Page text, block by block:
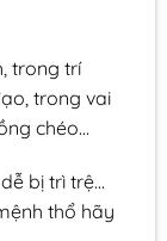
trong trí
trong vai
chéo…
bị trì trệ…
thổ hãy